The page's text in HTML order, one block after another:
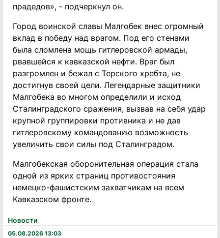
Новости
05.08.2026 13:03
прадедов», - подчеркнул он.
Город воинской славы Малгобек внес огромный
вклад в победу над врагом. Под его стенами
была сломлена мощь гитлеровской армады,
рвавшейся к кавказской нефти. Враг был
разгромлен и бежал с Терского хребта, не
достигнув своей цели. Легендарные защитники
Малгобека во многом определили и исход
Сталинградского сражения, вызвав на себя удар
крупной группировки противника и не дав
гитлеровскому командованию возможность
увеличить свои силы под Сталинградом.
Малгобекская оборонительная операция стала
одной из ярких страниц противостояния
немецко-фашистским захватчикам на всем
Кавказском фронте.